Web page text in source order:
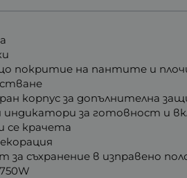
покритие на пантите и
корпус за допълнителна
за готовност и
се крачета
за съхранение в изправено